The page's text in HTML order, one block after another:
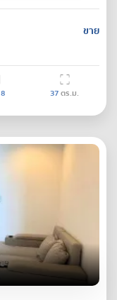
ขาย
8 37ตร.ม.